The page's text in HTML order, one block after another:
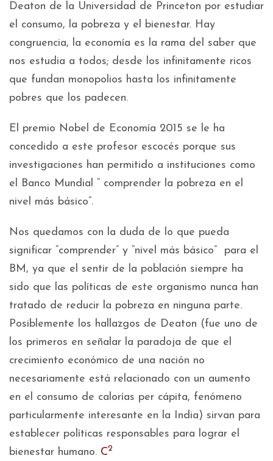
Deaton de la Universidad de Princeton por estudiar
el consumo, la pobreza y el bienestar. Hay
congruencia, la economía es la rama del saber que
nos estudia a todos; desde los infinitamente ricos
que fundan monopolios hasta los infinitamente
pobres que los padecen.
El premio Nobel de Economía 2015 se le ha
concedido a este profesor escocés porque sus
investigaciones han permitido a instituciones como
el Banco Mundial “ comprender la pobreza en el
nivel más básico”.
Nos quedamos con la duda de lo que pueda
significar “comprender” y “nivel más básico”
para el
BM, ya que el sentir de la población siempre ha
sido que las políticas de este organismo nunca han
tratado de reducir la pobreza en ninguna parte.
Posiblemente los hallazgos de Deaton (fue uno de
los primeros en señalar la paradoja de que el
crecimiento económico de una nación no
necesariamente está relacionado con un aumento
en el consumo de calorías per cápita, fenómeno
particularmente interesante en la India) sirvan para
establecer políticas responsables para lograr el
bienestar humano. C2